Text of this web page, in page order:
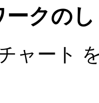
ークの
ャート